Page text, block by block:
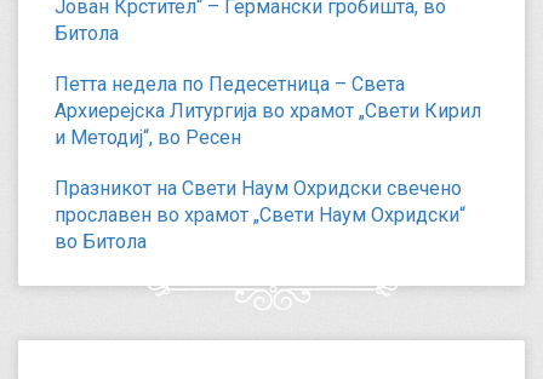
Јован Крстител“ – Германски гробишта, во
Битола
Петта недела по Педесетница – Света
Архиерејска Литургија во храмот „Свети Кирил
и Методиј“, во Ресен
Празникот на Свети Наум Охридски свечено
прославен во храмот „Свети Наум Охридски“
во Битола